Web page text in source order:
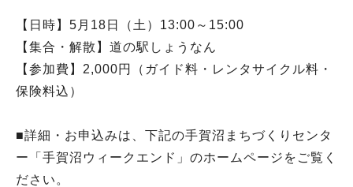
【日時】5月18日（土）13:00～15:00
【集合・解散】道の駅しょうなん
【参加費】2,000円（ガイド料・レンタサイクル料・
保険料込）
■詳細・お申込みは、下記の手賀沼まちづくりセンタ
ー「手賀沼ウィークエンド」のホームページをご覧く
ださい。